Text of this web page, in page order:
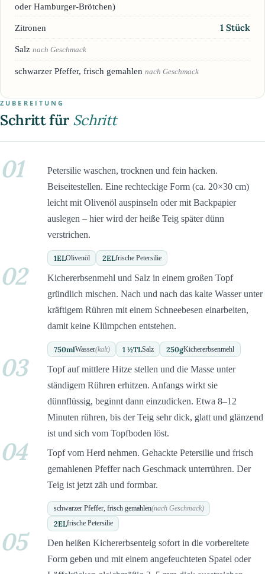
oder Hamburger-Brötchen)
Zitronen 1 Stück
Salz nach Geschmack
schwarzer Pfeffer, frisch gemahlen nach Geschmack
ZUBEREITUNG
Schritt für Schritt
01
Petersilie waschen, trocknen und fein hacken.
Beiseitestellen. Eine rechteckige Form (ca. 20×30 cm)
leicht mit Olivenöl auspinseln oder mit Backpapier
auslegen – hier wird der heiße Teig später dünn
verstrichen.
1ELOlivenöl 2ELfrische Petersilie
02
Kichererbsenmehl und Salz in einem großen Topf
gründlich mischen. Nach und nach das kalte Wasser unter
kräftigem Rühren mit einem Schneebesen einarbeiten,
damit keine Klümpchen entstehen.
750mlWasser(kalt) 1 ½TLSalz 250gKichererbsenmehl
03
Topf auf mittlere Hitze stellen und die Masse unter
ständigem Rühren erhitzen. Anfangs wirkt sie
dünnflüssig, beginnt dann einzudicken. Etwa 8–12
Minuten rühren, bis der Teig sehr dick, glatt und glänzend
ist und sich vom Topfboden löst.
04
Topf vom Herd nehmen. Gehackte Petersilie und frisch
gemahlenen Pfeffer nach Geschmack unterrühren. Der
Teig ist jetzt zäh und formbar.
schwarzer Pfeffer, frisch gemahlen(nach Geschmack)
2ELfrische Petersilie
05
Den heißen Kichererbsenteig sofort in die vorbereitete
Form geben und mit einem angefeuchteten Spatel oder